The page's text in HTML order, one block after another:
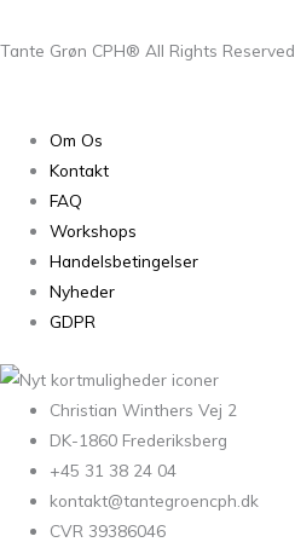
Tante Grøn CPH® All Rights Reserved
Om Os
Kontakt
FAQ
Workshops
Handelsbetingelser
Nyheder
GDPR
Christian Winthers Vej 2
DK-1860 Frederiksberg
+45 31 38 24 04
kontakt@tantegroencph.dk
CVR 39386046